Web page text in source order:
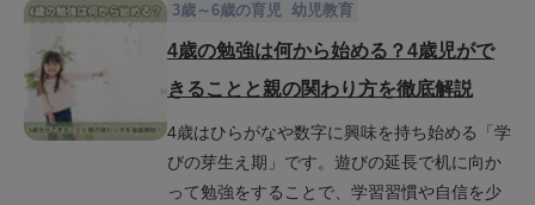
向かう時間が短かったりして思うように進ま
ないこともあります。そんなとき、親は予定
通りに進まないことに気持ちが焦り、ついイ
ライラしてしまうこともあるかもしれませ
ん。この記事では、4歳児が「勉強って楽し
い」と感じやすくなるための環境づくり、怒
らずに気持ちを整える方法、そして具体的な
3歳～6歳の育児 幼児教育
4歳の勉強は何から始める？4歳児がで
きることと親の関わり方を徹底解説
4歳はひらがなや数字に興味を持ち始める「学
びの芽生え期」です。遊びの延長で机に向か
って勉強をすることで、学習習慣や自信を少